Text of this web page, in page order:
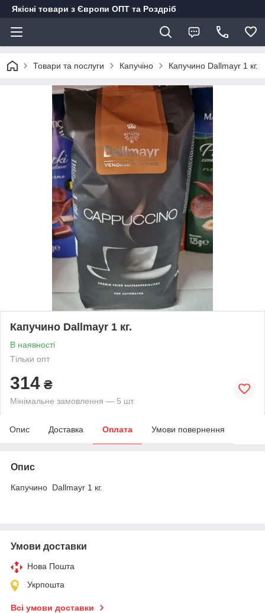
Якісні товари з Європи ОПТ та Роздріб
Товари та послуги Капучіно Капучино Dallmayr 1 кг.
Капучино Dallmayr 1 кг.
В наявності
Тільки опт
314 ₴
Мінімальне замовлення — 5 шт.
Опис Доставка Оплата Умови повернення
Опис
Капучино Dallmayr 1 кг.
Умови доставки
Нова Пошта
Укрпошта
Всі умови доставки